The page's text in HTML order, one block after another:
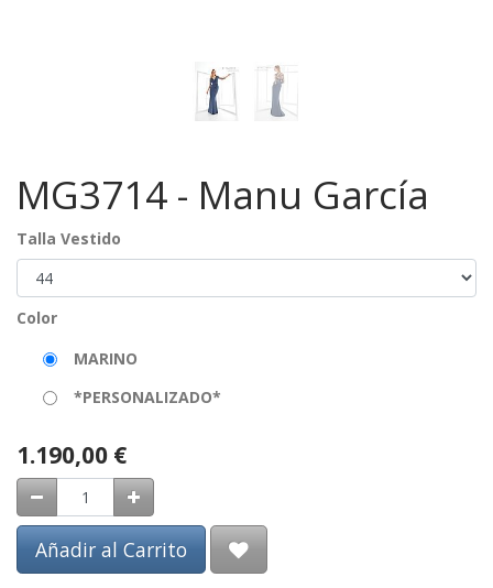
MG3714 - Manu García
Talla Vestido
Color
MARINO
*PERSONALIZADO*
1.190,00 €
Añadir al Carrito